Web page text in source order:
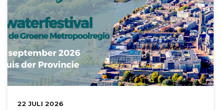
DATUM:
22 JULI 2026